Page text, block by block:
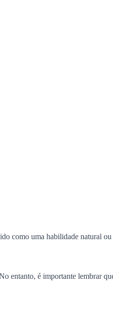
como uma habilidade natural
entanto, é importante lembrar